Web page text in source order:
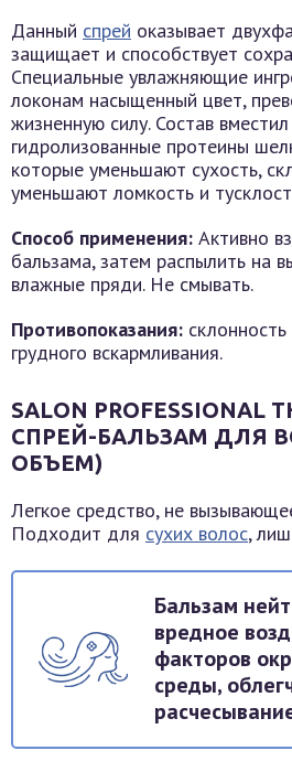
Данный спрей оказывает
защищает и способствует
Специальные увлажняющие
локонам насыщенный цвет,
жизненную силу. Состав
гидролизованные протеины
которые уменьшают сухость,
уменьшают ломкость и
Способ применения: Активно
бальзама, затем распылить на
влажные пряди. Не смывать.
Противопоказания:
грудного вскармливания.
SALON PROFESSIONAL
СПРЕЙ-БАЛЬЗАМ ДЛЯ
ОБЪЕМ)
Легкое средство, не
Подходит для сухих волос,
Бальзам
вредное
факторов
среды,